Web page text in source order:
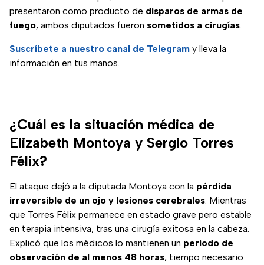
presentaron como producto de disparos de armas de
fuego, ambos diputados fueron sometidos a cirugías.
Suscríbete a nuestro canal de Telegram y lleva la
información en tus manos.
¿Cuál es la situación médica de
Elizabeth Montoya y Sergio Torres
Félix?
El ataque dejó a la diputada Montoya con la pérdida
irreversible de un ojo y lesiones cerebrales. Mientras
que Torres Félix permanece en estado grave pero estable
en terapia intensiva, tras una cirugía exitosa en la cabeza.
Explicó que los médicos lo mantienen un periodo de
observación de al menos 48 horas, tiempo necesario